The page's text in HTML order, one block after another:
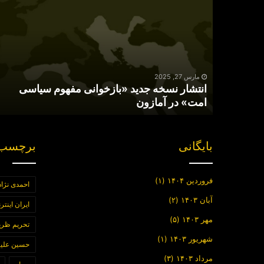
در
آمازون
مارس 27, 2025
انتشار نسخه جدید «بازخوانی مفهوم سیاسی
امت» در آمازون
بایگانی
فروردین ۱۴۰۴ (۱)
آبان ۱۴۰۳ (۲)
مهر ۱۴۰۳ (۵)
شهریور ۱۴۰۳ (۱)
مرداد ۱۴۰۳ (۳)
احمدی
ایران
تحریم
حسین